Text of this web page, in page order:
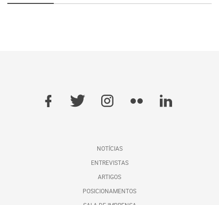
NOTÍCIAS
ENTREVISTAS
ARTIGOS
POSICIONAMENTOS